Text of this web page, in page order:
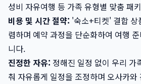
성비 자유여행 등 가족 유형별 맞춤 패
비용 및 시간 절약: '숙소+티켓' 결합 상
렴하며 예약 과정을 단순화하여 여행
니다.
진정한 자유: 정해진 일정 없이 우리 가
춰 자유롭게 일정을 조정하며 오사카